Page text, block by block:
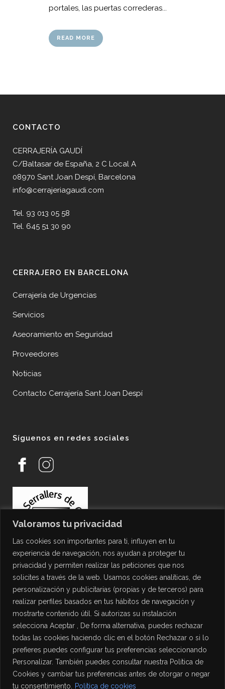
Valoramos tu privacidad
Las cookies son importantes para ti, influyen en tu
experiencia de navegación, nos ayudan a proteger tu
privacidad y permiten realizar las peticiones que nos
solicites a través de la web. Usamos cookies analíticas, de
personalización y publicitarias (propias y de terceros) para
realizar perfiles basados en tus hábitos de navegación y
mostrarte contenido útil. Si autorizas su instalación
selecciona Aceptar , De forma alternativa, puedes rechazar
todas las cookies haciendo clic en el botón Rechazar o si lo
prefieres puedes configurar tus preferencias seleccionando
Personalizar. También puedes consultar nuestra Política de
Cookies y cambiar tus preferencias antes de otorgar o negar
tu consentimiento.
Política de cookies
portales, las puertas correderas...
READ MORE
CONTACTO
CERRAJERÍA GAUDÍ
C/Baltasar de España, 2 C Local A
08970 Sant Joan Despí, Barcelona
info@cerrajeriagaudi.com
Tel. 93 013 05 58
Tel. 645 51 30 90
CERRAJERO EN BARCELONA
Cerrajería de Urgencias
Servicios
Aseoramiento en Seguridad
Proveedores
Noticias
Contacto Cerrajería Sant Joan Despí
Síguenos en redes sociales
PROTECCIÓN DE DATOS
Política de Privacidad
Política de Cookies
Aviso Legal